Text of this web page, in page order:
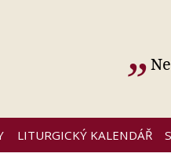
LITURGICKÝ KALENDÁŘ